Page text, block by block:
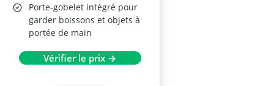
Porte-gobelet intégré pour
garder boissons et objets à
portée de main
Vérifier le prix →